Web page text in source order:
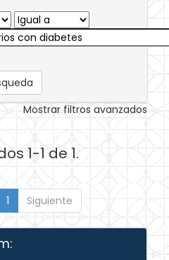
Mostrar filtros avanzados
1-1 de 1.
1 Siguiente